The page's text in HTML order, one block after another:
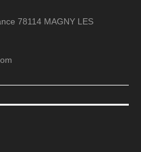
78114 MAGNY LES